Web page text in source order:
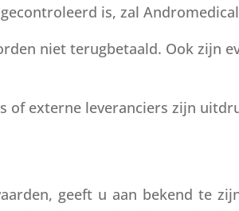
is, zal
niet terugbetaald. Ook zijn
of externe leveranciers zijn
geeft u aan bekend te